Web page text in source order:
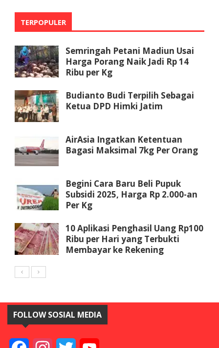
TERPOPULER
Semringah Petani Madiun Usai
Harga Porang Naik Jadi Rp 14
Ribu per Kg
Budianto Budi Terpilih Sebagai
Ketua DPD Himki Jatim
AirAsia Ingatkan Ketentuan
Bagasi Maksimal 7kg Per Orang
Begini Cara Baru Beli Pupuk
Subsidi 2025, Harga Rp 2.000-an
Per Kg
10 Aplikasi Penghasil Uang Rp100
Ribu per Hari yang Terbukti
Membayar ke Rekening
FOLLOW SOSIAL MEDIA